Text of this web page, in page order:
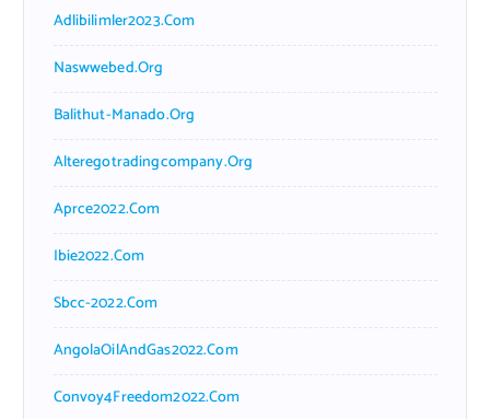
Adlibilimler2023.com
Naswwebed.org
Balithut-Manado.org
Alteregotradingcompany.org
Aprce2022.com
Ibie2022.com
Sbcc-2022.com
AngolaOilAndGas2022.com
Convoy4Freedom2022.com